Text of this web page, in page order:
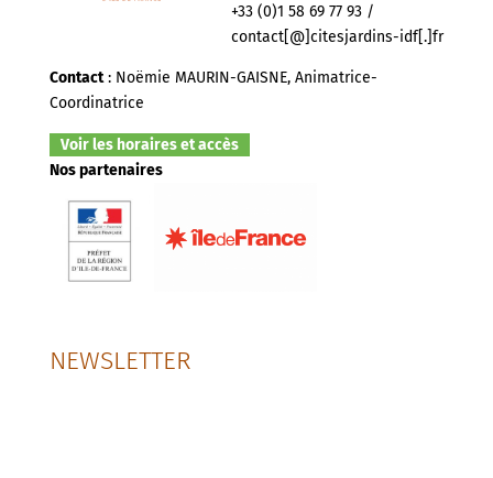
+33 (0)1 58 69 77 93 /
contact[@]citesjardins-idf[.]fr
Contact: Noëmie MAURIN-GAISNE, Animatrice-
Coordinatrice
Voir les horaires et accès
Nos partenaires
NEWSLETTER